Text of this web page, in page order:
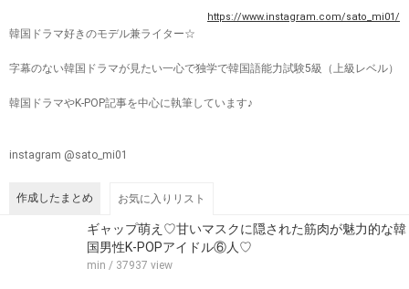
https://www.instagram.com/sato_mi01/
韓国ドラマ好きのモデル兼ライター☆
字幕のない韓国ドラマが見たい一心で独学で韓国語能力試験5級（上級レベル）
韓国ドラマやK-POP記事を中心に執筆しています♪
instagram @sato_mi01
作成したまとめ お気に入りリスト
ギャップ萌え♡甘いマスクに隠された筋肉が魅力的な韓
国男性K-POPアイドル⑥人♡
min / 37937 view